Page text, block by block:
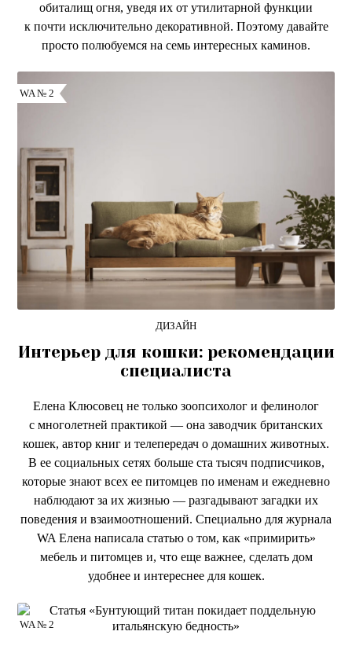
обиталищ огня, уведя их от утилитарной функции
к почти исключительно декоративной. Поэтому давайте
просто полюбуемся на семь интересных каминов.
WA № 2
ДИЗАЙН
Интерьер для кошки: рекомендации
специалиста
Елена Клюсовец не только зоопсихолог и фелинолог
с многолетней практикой — она заводчик британских
кошек, автор книг и телепередач о домашних животных.
В ее социальных сетях больше ста тысяч подписчиков,
которые знают всех ее питомцев по именам и ежедневно
наблюдают за их жизнью — разгадывают загадки их
поведения и взаимоотношений. Специально для журнала
WA Елена написала статью о том, как «примирить»
мебель и питомцев и, что еще важнее, сделать дом
удобнее и интереснее для кошек.
WA № 2